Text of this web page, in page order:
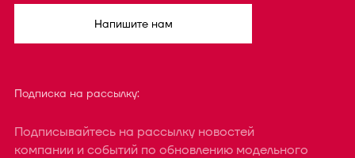
Напишите нам
Подписка на рассылку:
Подписывайтесь на рассылку новостей
компании и событий по обновлению модельного